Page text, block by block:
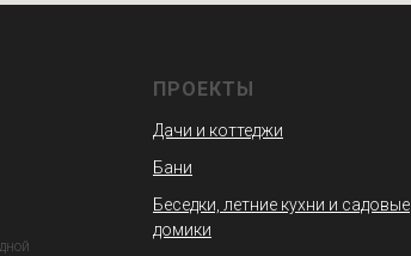
ПРОЕКТЫ
Дачи и коттеджи
Бани
Беседки, летние кухни и садовые
домики